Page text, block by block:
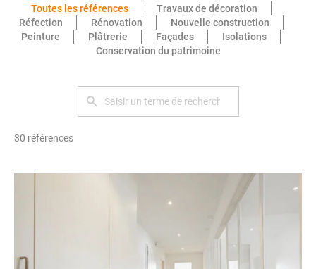
Toutes les références
Travaux de décoration
Réfection
Rénovation
Nouvelle construction
Peinture
Plâtrerie Façades
Isolations
Conservation du patrimoine
30 références